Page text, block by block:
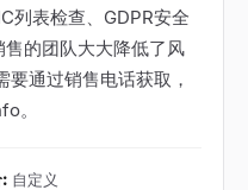
列表检查、GDPR安全
的团队大大降低了风
通过销售电话获取，
。
: 自定义